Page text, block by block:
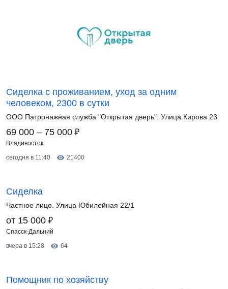
Сиделка с проживанием, уход за одним
человеком, 2300 в сутки
ООО Патронажная служба "Открытая дверь". Улица Кирова 23
69 000 – 75 000 ₽
Владивосток
сегодня в 11:40
21400
Сиделка
Частное лицо. Улица Юбилейная 22/1
от 15 000 ₽
Спасск-Дальний
вчера в 15:28
64
Помощник по хозяйству